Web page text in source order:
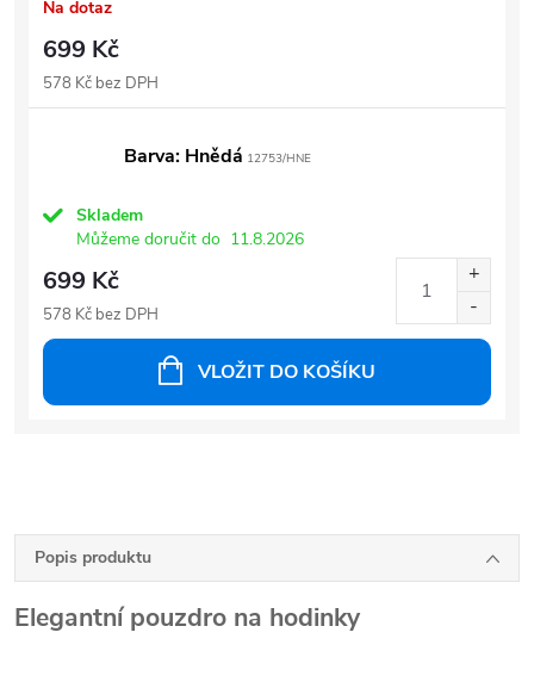
Na dotaz
699 Kč
578 Kč bez DPH
Barva: Hnědá 12753/HNE
Skladem
Můžeme doručit do 11.8.2026
699 Kč
578 Kč bez DPH
VLOŽIT DO KOŠÍKU
Popis produktu
Elegantní pouzdro na hodinky